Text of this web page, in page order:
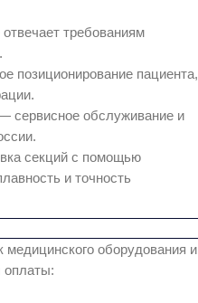
требованиям
позиционирование пациента,
сервисное обслуживание и
секций с помощью
и точность
оборудования и
оплаты: